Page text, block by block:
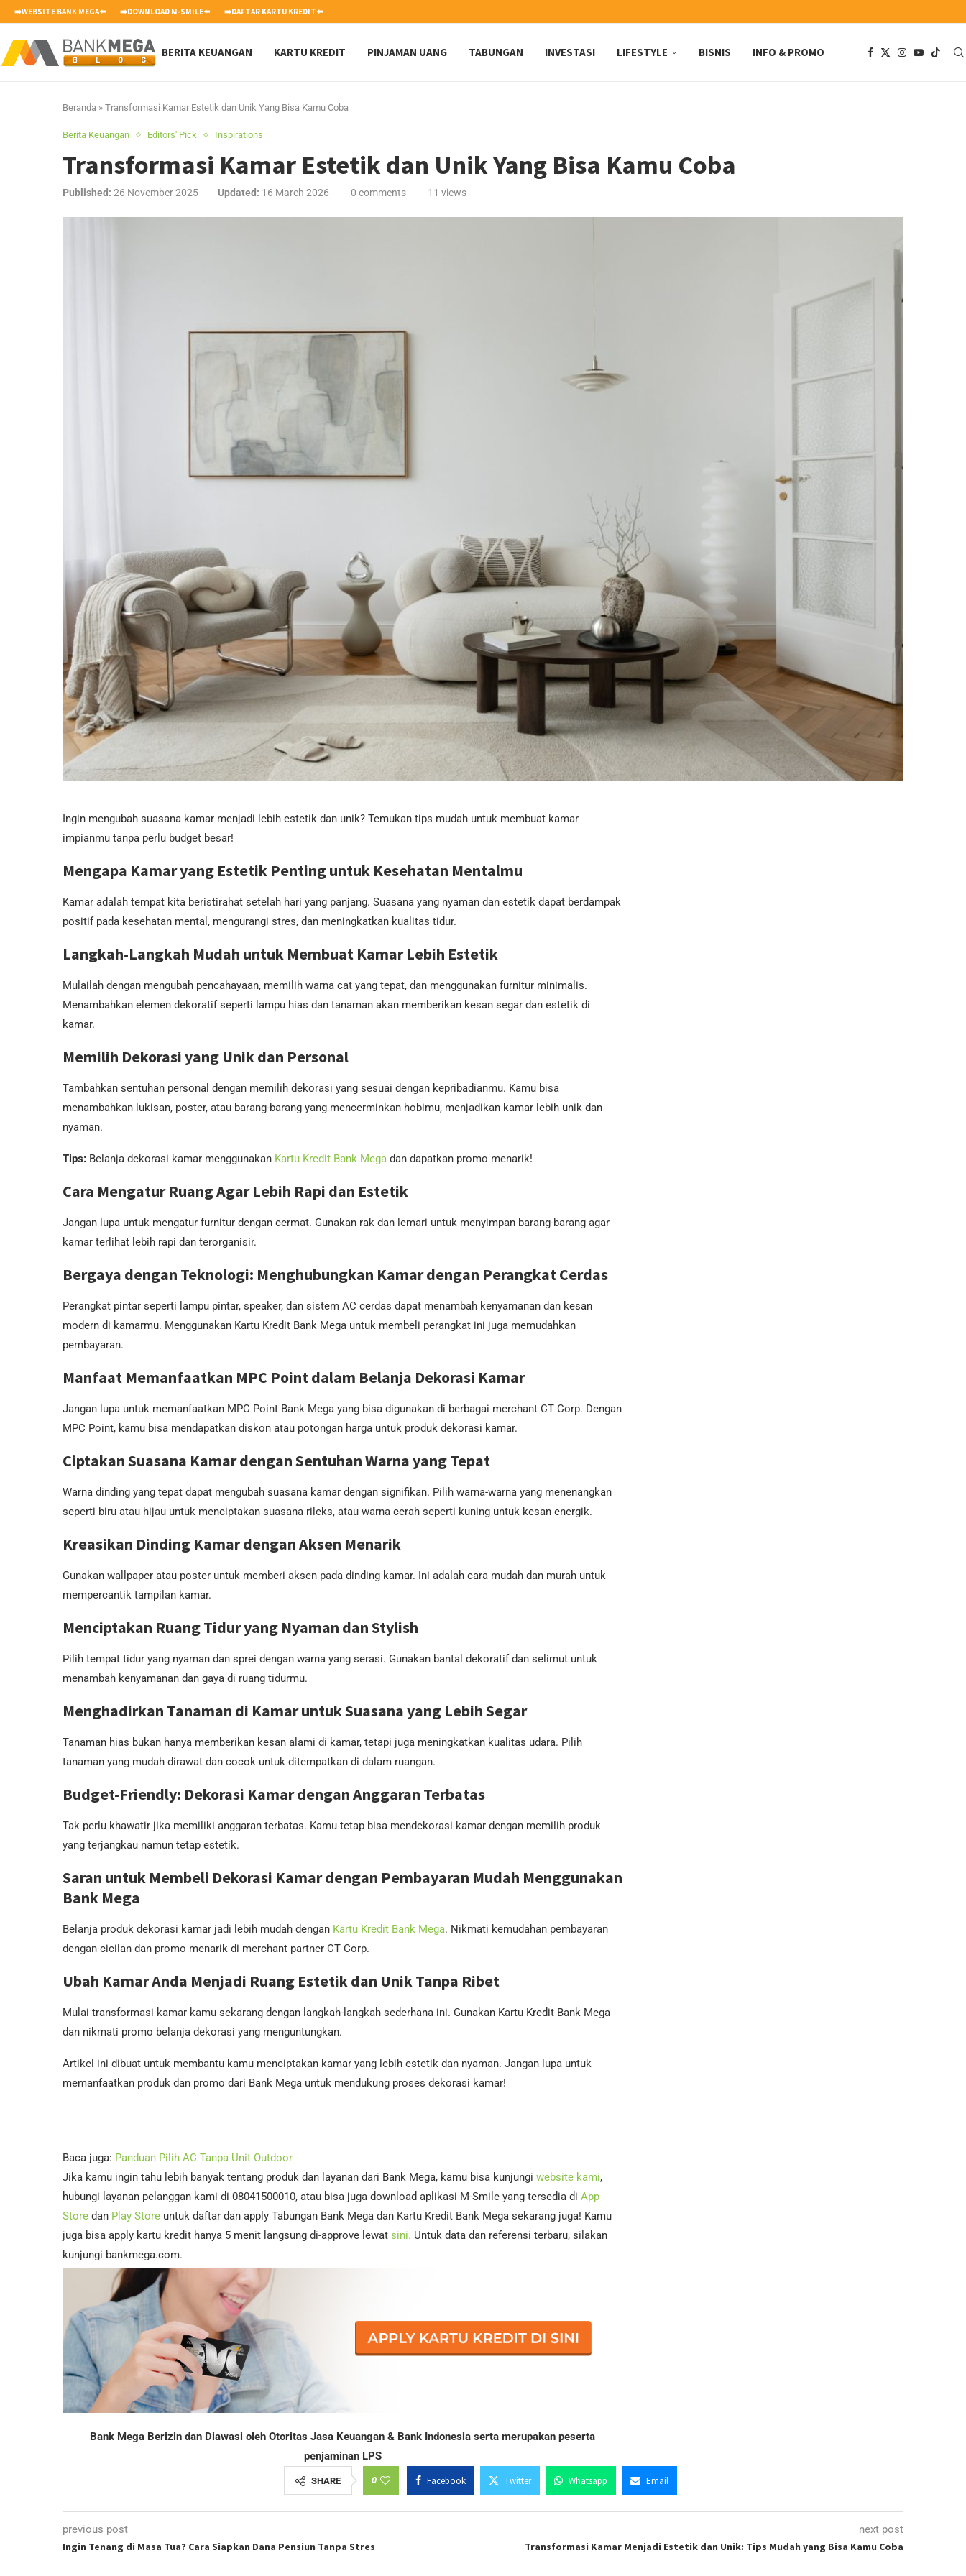
➡️WEBSITE BANK MEGA⬅️ ➡️DOWNLOAD M-SMILE⬅️ ➡️DAFTAR KARTU KREDIT⬅️
BERITA KEUANGAN KARTU KREDIT PINJAMAN UANG TABUNGAN INVESTASI LIFESTYLE BISNIS INFO & PROMO
Beranda » Transformasi Kamar Estetik dan Unik Yang Bisa Kamu Coba
Berita Keuangan Editors' Pick Inspirations
Transformasi Kamar Estetik dan Unik Yang Bisa Kamu Coba
Published: 26 November 2025 Updated: 16 March 2026 0 comments 11 views
Ingin mengubah suasana kamar menjadi lebih estetik dan unik? Temukan tips mudah untuk membuat kamar
impianmu tanpa perlu budget besar!
Mengapa Kamar yang Estetik Penting untuk Kesehatan Mentalmu
Kamar adalah tempat kita beristirahat setelah hari yang panjang. Suasana yang nyaman dan estetik dapat berdampak
positif pada kesehatan mental, mengurangi stres, dan meningkatkan kualitas tidur.
Langkah-Langkah Mudah untuk Membuat Kamar Lebih Estetik
Mulailah dengan mengubah pencahayaan, memilih warna cat yang tepat, dan menggunakan furnitur minimalis.
Menambahkan elemen dekoratif seperti lampu hias dan tanaman akan memberikan kesan segar dan estetik di
kamar.
Memilih Dekorasi yang Unik dan Personal
Tambahkan sentuhan personal dengan memilih dekorasi yang sesuai dengan kepribadianmu. Kamu bisa
menambahkan lukisan, poster, atau barang-barang yang mencerminkan hobimu, menjadikan kamar lebih unik dan
nyaman.
Tips: Belanja dekorasi kamar menggunakan Kartu Kredit Bank Mega dan dapatkan promo menarik!
Cara Mengatur Ruang Agar Lebih Rapi dan Estetik
Jangan lupa untuk mengatur furnitur dengan cermat. Gunakan rak dan lemari untuk menyimpan barang-barang agar
kamar terlihat lebih rapi dan terorganisir.
Bergaya dengan Teknologi: Menghubungkan Kamar dengan Perangkat Cerdas
Perangkat pintar seperti lampu pintar, speaker, dan sistem AC cerdas dapat menambah kenyamanan dan kesan
modern di kamarmu. Menggunakan Kartu Kredit Bank Mega untuk membeli perangkat ini juga memudahkan
pembayaran.
Manfaat Memanfaatkan MPC Point dalam Belanja Dekorasi Kamar
Jangan lupa untuk memanfaatkan MPC Point Bank Mega yang bisa digunakan di berbagai merchant CT Corp. Dengan
MPC Point, kamu bisa mendapatkan diskon atau potongan harga untuk produk dekorasi kamar.
Ciptakan Suasana Kamar dengan Sentuhan Warna yang Tepat
Warna dinding yang tepat dapat mengubah suasana kamar dengan signifikan. Pilih warna-warna yang menenangkan
seperti biru atau hijau untuk menciptakan suasana rileks, atau warna cerah seperti kuning untuk kesan energik.
Kreasikan Dinding Kamar dengan Aksen Menarik
Gunakan wallpaper atau poster untuk memberi aksen pada dinding kamar. Ini adalah cara mudah dan murah untuk
mempercantik tampilan kamar.
Menciptakan Ruang Tidur yang Nyaman dan Stylish
Pilih tempat tidur yang nyaman dan sprei dengan warna yang serasi. Gunakan bantal dekoratif dan selimut untuk
menambah kenyamanan dan gaya di ruang tidurmu.
Menghadirkan Tanaman di Kamar untuk Suasana yang Lebih Segar
Tanaman hias bukan hanya memberikan kesan alami di kamar, tetapi juga meningkatkan kualitas udara. Pilih
tanaman yang mudah dirawat dan cocok untuk ditempatkan di dalam ruangan.
Budget-Friendly: Dekorasi Kamar dengan Anggaran Terbatas
Tak perlu khawatir jika memiliki anggaran terbatas. Kamu tetap bisa mendekorasi kamar dengan memilih produk
yang terjangkau namun tetap estetik.
Saran untuk Membeli Dekorasi Kamar dengan Pembayaran Mudah Menggunakan
Bank Mega
Belanja produk dekorasi kamar jadi lebih mudah dengan Kartu Kredit Bank Mega. Nikmati kemudahan pembayaran
dengan cicilan dan promo menarik di merchant partner CT Corp.
Ubah Kamar Anda Menjadi Ruang Estetik dan Unik Tanpa Ribet
Mulai transformasi kamar kamu sekarang dengan langkah-langkah sederhana ini. Gunakan Kartu Kredit Bank Mega
dan nikmati promo belanja dekorasi yang menguntungkan.
Artikel ini dibuat untuk membantu kamu menciptakan kamar yang lebih estetik dan nyaman. Jangan lupa untuk
memanfaatkan produk dan promo dari Bank Mega untuk mendukung proses dekorasi kamar!
Baca juga: Panduan Pilih AC Tanpa Unit Outdoor
Jika kamu ingin tahu lebih banyak tentang produk dan layanan dari Bank Mega, kamu bisa kunjungi website kami,
hubungi layanan pelanggan kami di 08041500010, atau bisa juga download aplikasi M-Smile yang tersedia di App
Store dan Play Store untuk daftar dan apply Tabungan Bank Mega dan Kartu Kredit Bank Mega sekarang juga! Kamu
juga bisa apply kartu kredit hanya 5 menit langsung di-approve lewat sini. Untuk data dan referensi terbaru, silakan
kunjungi bankmega.com.
Bank Mega Berizin dan Diawasi oleh Otoritas Jasa Keuangan & Bank Indonesia serta merupakan peserta
penjaminan LPS
SHARE 0 Facebook Twitter Whatsapp Email
previous post
Ingin Tenang di Masa Tua? Cara Siapkan Dana Pensiun Tanpa Stres
next post
Transformasi Kamar Menjadi Estetik dan Unik: Tips Mudah yang Bisa Kamu Coba